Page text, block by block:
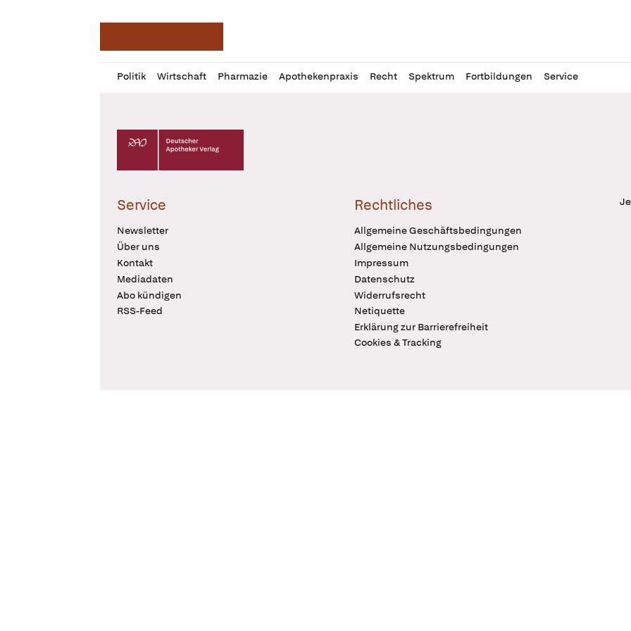
Politik Wirtschaft Pharmazie Apothekenpraxis Recht Spektrum Fortbildungen Service
Profil
öffnen
Daz
Pur
Deutscher Apotheker Verlag Logo
Service
Newsletter
Über uns
Kontakt
Mediadaten
Abo kündigen
RSS-Feed
Rechtliches
Allgemeine Geschäftsbedingungen
Allgemeine Nutzungsbedingungen
Impressum
Datenschutz
Widerrufsrecht
Netiquette
Erklärung zur Barrierefreiheit
Cookies & Tracking